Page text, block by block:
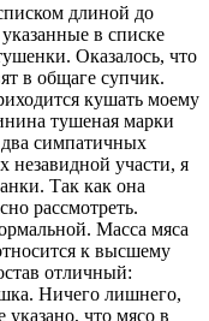
длиной до
в списке
Оказалось, что
в общаге супчик.
кушать моему
тушеная марки
симпатичных
незавидной участи, я
Так как она
рассмотреть.
Масса мяса
к высшему
отличный:
Ничего лишнего,
указано, что мясо в